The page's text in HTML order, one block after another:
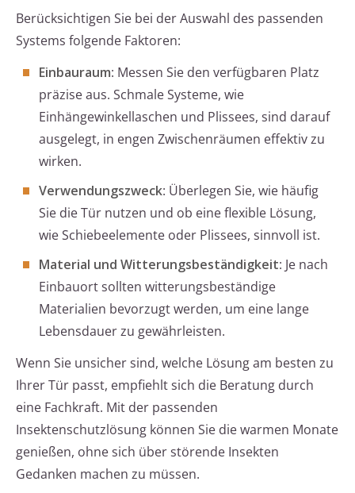
Berücksichtigen Sie bei der Auswahl des passenden
Systems folgende Faktoren:
Einbauraum: Messen Sie den verfügbaren Platz
präzise aus. Schmale Systeme, wie
Einhängewinkellaschen und Plissees, sind darauf
ausgelegt, in engen Zwischenräumen effektiv zu
wirken.
Verwendungszweck: Überlegen Sie, wie häufig
Sie die Tür nutzen und ob eine flexible Lösung,
wie Schiebeelemente oder Plissees, sinnvoll ist.
Material und Witterungsbeständigkeit: Je nach
Einbauort sollten witterungsbeständige
Materialien bevorzugt werden, um eine lange
Lebensdauer zu gewährleisten.
Wenn Sie unsicher sind, welche Lösung am besten zu
Ihrer Tür passt, empfiehlt sich die Beratung durch
eine Fachkraft. Mit der passenden
Insektenschutzlösung können Sie die warmen Monate
genießen, ohne sich über störende Insekten
Gedanken machen zu müssen.